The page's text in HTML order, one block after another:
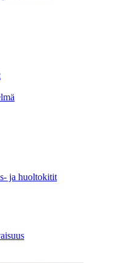
ja huoltokitit